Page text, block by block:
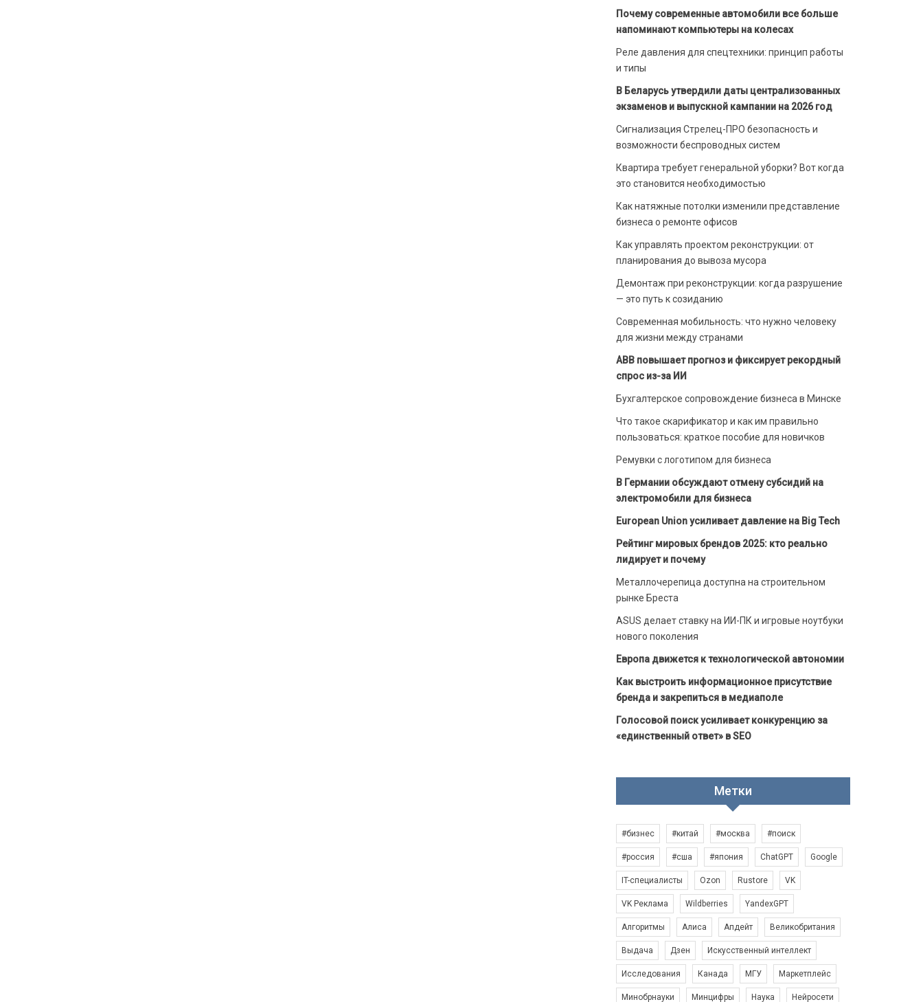
Почему современные автомобили все больше
напоминают компьютеры на колесах
Реле давления для спецтехники: принцип работы
и типы
В Беларусь утвердили даты централизованных
экзаменов и выпускной кампании на 2026 год
Сигнализация Стрелец-ПРО безопасность и
возможности беспроводных систем
Квартира требует генеральной уборки? Вот когда
это становится необходимостью
Как натяжные потолки изменили представление
бизнеса о ремонте офисов
Как управлять проектом реконструкции: от
планирования до вывоза мусора
Демонтаж при реконструкции: когда разрушение
— это путь к созиданию
Современная мобильность: что нужно человеку
для жизни между странами
ABB повышает прогноз и фиксирует рекордный
спрос из-за ИИ
Бухгалтерское сопровождение бизнеса в Минске
Что такое скарификатор и как им правильно
пользоваться: краткое пособие для новичков
Ремувки с логотипом для бизнеса
В Германии обсуждают отмену субсидий на
электромобили для бизнеса
European Union усиливает давление на Big Tech
Рейтинг мировых брендов 2025: кто реально
лидирует и почему
Металлочерепица доступна на строительном
рынке Бреста
ASUS делает ставку на ИИ-ПК и игровые ноутбуки
нового поколения
Европа движется к технологической автономии
Как выстроить информационное присутствие
бренда и закрепиться в медиаполе
Голосовой поиск усиливает конкуренцию за
«единственный ответ» в SEO
Метки
#бизнес #китай #москва #поиск
#россия #сша #япония ChatGPT Google
IT-специалисты Ozon Rustore VK
VK Реклама Wildberries YandexGPT
Алгоритмы Алиса Апдейт Великобритания
Выдача Дзен Искусственный интеллект
Исследования Канада МГУ Маркетплейс
Минобрнауки Минцифры Наука Нейросети